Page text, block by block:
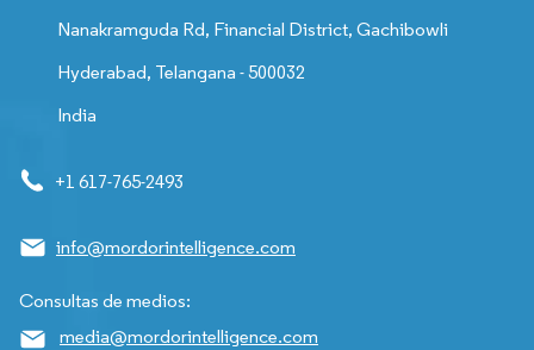
Nanakramguda Rd, Financial District, Gachibowli
Hyderabad, Telangana - 500032
India
+1 617-765-2493
info@mordorintelligence.com
Consultas de medios:
media@mordorintelligence.com